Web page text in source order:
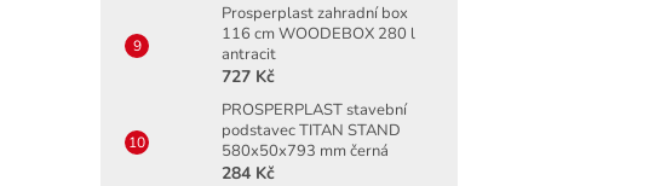
Prosperplast zahradní box
116 cm WOODEBOX 280 l
antracit
727 Kč
PROSPERPLAST stavební
podstavec TITAN STAND
580x50x793 mm černá
284 Kč